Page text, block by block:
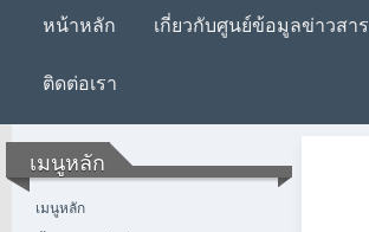
หน้าหลัก เกี่ยวกับศูนย์ข้อมูลข่าวสาร
ติดต่อเรา
เมนูหลัก
เมนูหลัก